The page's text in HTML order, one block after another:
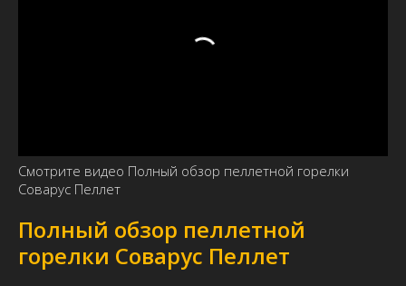
Смотрите видео Полный обзор пеллетной горелки
Соварус Пеллет
Полный обзор пеллетной
горелки Соварус Пеллет